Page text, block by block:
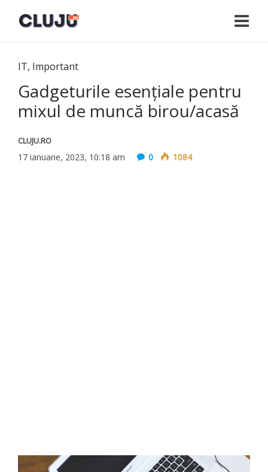
IT, Important
Gadgeturile esențiale pentru
mixul de muncă birou/acasă
CLUJU.RO
17 ianuarie, 2023, 10:18 am 0 1084